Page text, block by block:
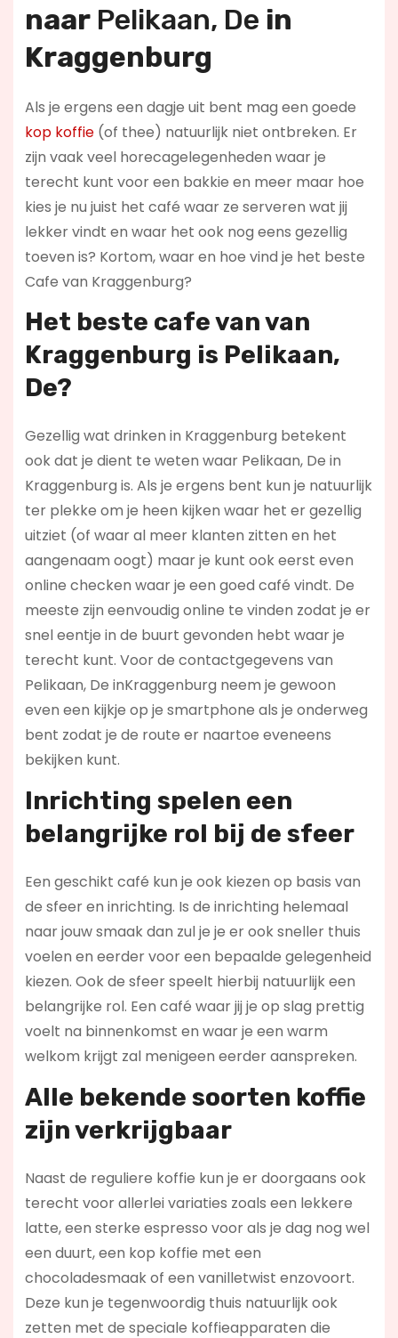
naar Pelikaan, De in
Kraggenburg
Als je ergens een dagje uit bent mag een goede
kop koffie(of thee) natuurlijk niet ontbreken. Er
zijn vaak veel horecagelegenheden waar je
terecht kunt voor een bakkie en meer maar hoe
kies je nu juist het café waar ze serveren wat jij
lekker vindt en waar het ook nog eens gezellig
toeven is? Kortom, waar en hoe vind je het beste
Cafe van Kraggenburg?
Het beste cafe van van
Kraggenburg is Pelikaan,
De?
Gezellig wat drinken in Kraggenburg betekent
ook dat je dient te weten waar Pelikaan, De in
Kraggenburg is. Als je ergens bent kun je natuurlijk
ter plekke om je heen kijken waar het er gezellig
uitziet (of waar al meer klanten zitten en het
aangenaam oogt) maar je kunt ook eerst even
online checken waar je een goed café vindt. De
meeste zijn eenvoudig online te vinden zodat je er
snel eentje in de buurt gevonden hebt waar je
terecht kunt. Voor de contactgegevens van
Pelikaan, De inKraggenburg neem je gewoon
even een kijkje op je smartphone als je onderweg
bent zodat je de route er naartoe eveneens
bekijken kunt.
Inrichting spelen een
belangrijke rol bij de sfeer
Een geschikt café kun je ook kiezen op basis van
de sfeer en inrichting. Is de inrichting helemaal
naar jouw smaak dan zul je je er ook sneller thuis
voelen en eerder voor een bepaalde gelegenheid
kiezen. Ook de sfeer speelt hierbij natuurlijk een
belangrijke rol. Een café waar jij je op slag prettig
voelt na binnenkomst en waar je een warm
welkom krijgt zal menigeen eerder aanspreken.
Alle bekende soorten koffie
zijn verkrijgbaar
Naast de reguliere koffie kun je er doorgaans ook
terecht voor allerlei variaties zoals een lekkere
latte, een sterke espresso voor als je dag nog wel
een duurt, een kop koffie met een
chocoladesmaak of een vanilletwist enzovoort.
Deze kun je tegenwoordig thuis natuurlijk ook
zetten met de speciale koffieapparaten die